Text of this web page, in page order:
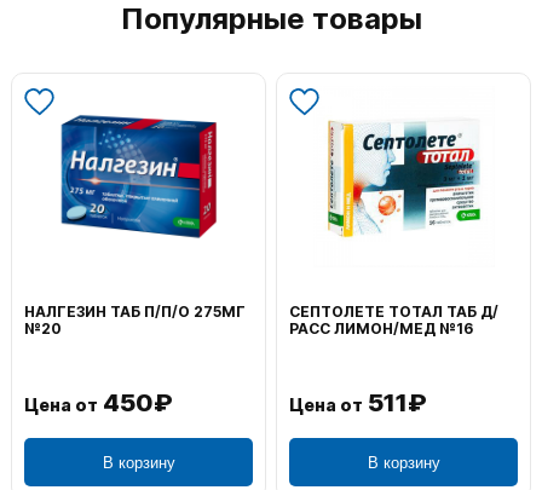
Популярные товары
НАЛГЕЗИН ТАБ П/П/О 275МГ
№20
Цена от 450₽
В корзину
СЕПТОЛЕТЕ ТОТАЛ ТАБ Д/
РАСС ЛИМОН/МЕД №16
Цена от 511₽
В корзину